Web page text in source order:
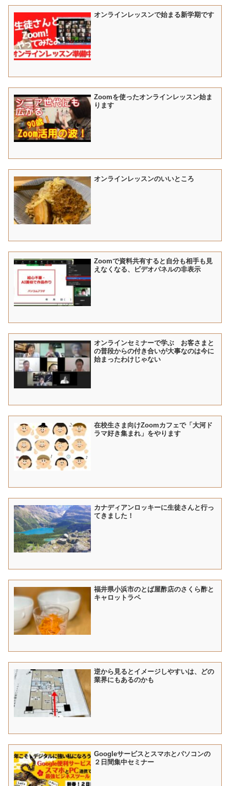
オンラインレッスンで始まる新学期です
Zoomを使ったオンラインレッスン始ま
ります
オンラインレッスンのいいところ
Zoomで資料共有すると自分も相手も見
えなくなる、ビデオパネルの非表示
オンラインセミナーで学ぶ お客さまと
の普段からの付き合いが大事なのは今に
始まったわけじゃない
在校生さま向けZoomカフェで「大河ド
ラマ好き集まれ」をやります
カナディアンロッキーに生徒さんと行っ
てきました！
福井県小浜市のとば屋酢店のさくら酢と
キャロットラペ
逆から見るとイメージしやすいは、どの
業界にもあるのかも
Googleサービスとスマホとパソコンの
２日間集中セミナー